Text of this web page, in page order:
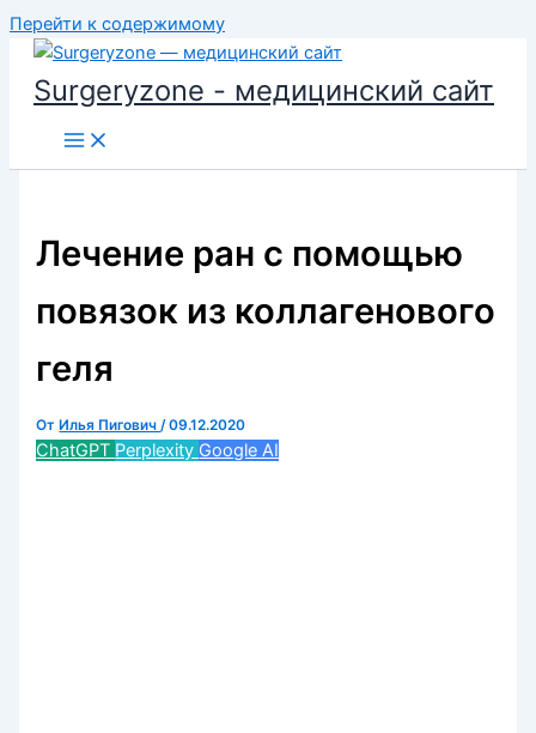
Перейти к содержимому
Surgeryzone - медицинский сайт
Лечение ран с помощью
повязок из коллагенового
геля
От Илья Пигович/09.12.2020
ChatGPT Perplexity Google AI